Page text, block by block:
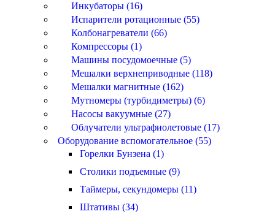
Инкубаторы (16)
Испарители ротационные (55)
Колбонагреватели (66)
Компрессоры (1)
Машины посудомоечные (5)
Мешалки верхнеприводные (118)
Мешалки магнитные (162)
Мутномеры (турбидиметры) (6)
Насосы вакуумные (27)
Облучатели ультрафиолетовые (17)
Оборудование вспомогательное (55)
Горелки Бунзена (1)
Столики подъемные (9)
Таймеры, секундомеры (11)
Штативы (34)